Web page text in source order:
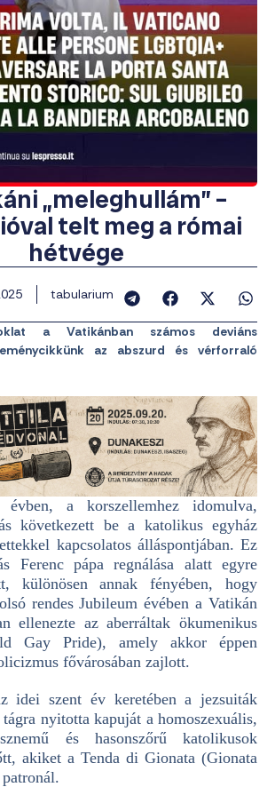
„meleghullám” –
telt meg a római
hétvége
tabularium
a Vatikánban számos deviáns
az abszurd és vérforraló
a korszellemhez idomulva,
következett be a katolikus egyház
kapcsolatos álláspontjában. Ez
Ferenc pápa regnálása alatt egyre
különösen annak fényében, hogy
rendes Jubileum évében a Vatikán
ellenezte az aberráltak ökumenikus
Gay Pride), amely akkor éppen
fővárosában zajlott.
idei szent év keretében a jezsuiták
tágra nyitotta kapuját a homoszexuális,
és hasonszőrű katolikusok
akiket a Tenda di Gionata (Gionata